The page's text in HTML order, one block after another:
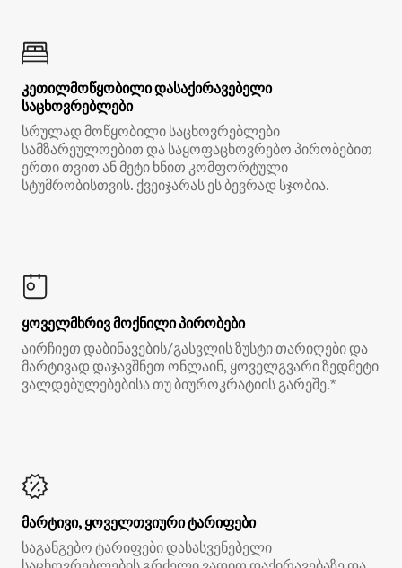
კეთილმოწყობილი დასაქირავებელი
საცხოვრებლები
სრულად მოწყობილი საცხოვრებლები
სამზარეულოებით და საყოფაცხოვრებო პირობებით
ერთი თვით ან მეტი ხნით კომფორტული
სტუმრობისთვის. ქვეიჯარას ეს ბევრად სჯობია.
ყოველმხრივ მოქნილი პირობები
აირჩიეთ დაბინავების/გასვლის ზუსტი თარიღები და
მარტივად დაჯავშნეთ ონლაინ, ყოველგვარი ზედმეტი
ვალდებულებებისა თუ ბიუროკრატიის გარეშე.*
მარტივი, ყოველთვიური ტარიფები
საგანგებო ტარიფები დასასვენებელი